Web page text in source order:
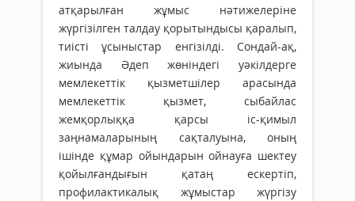
атқарылған жұмыс нәтижелеріне
жүргізілген талдау қорытындысы қаралып,
тиісті ұсыныстар енгізілді. Сондай-ақ,
жиында Әдеп жөніндегі уәкілдерге
мемлекеттік қызметшілер арасында
мемлекеттік қызмет, сыбайлас
жемқорлыққа қарсы іс-қимыл
заңнамаларының сақталуына, оның
ішінде құмар ойындарын ойнауға шектеу
қойылғандығын қатаң ескертіп,
профилактикалық жұмыстар жүргізу